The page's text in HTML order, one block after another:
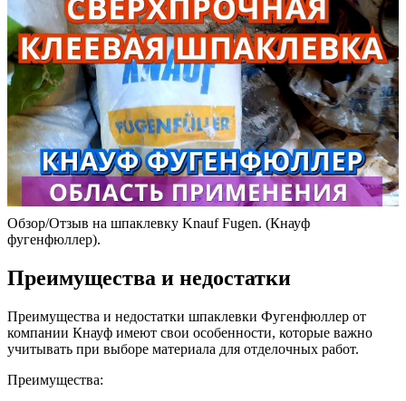
Обзор/Отзыв на шпаклевку Knauf Fugen. (Кнауф
фугенфюллер).
Преимущества и недостатки
Преимущества и недостатки шпаклевки Фугенфюллер от
компании Кнауф имеют свои особенности, которые важно
учитывать при выборе материала для отделочных работ.
Преимущества: